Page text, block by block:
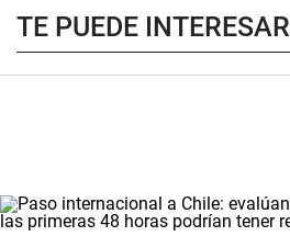
TE PUEDE INTERESAR